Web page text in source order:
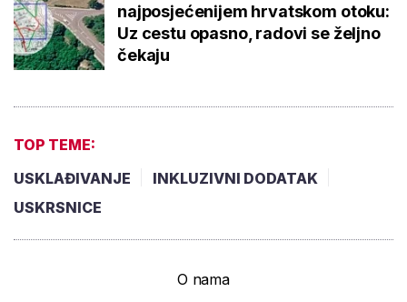
najposjećenijem hrvatskom otoku:
Uz cestu opasno, radovi se željno
čekaju
TOP TEME:
USKLAĐIVANJE
INKLUZIVNI DODATAK
USKRSNICE
O nama